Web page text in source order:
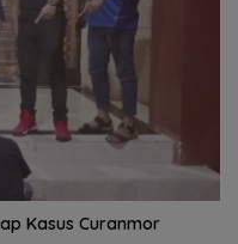
Kasus Curanmor